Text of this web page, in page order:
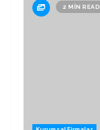
2 MIN READ